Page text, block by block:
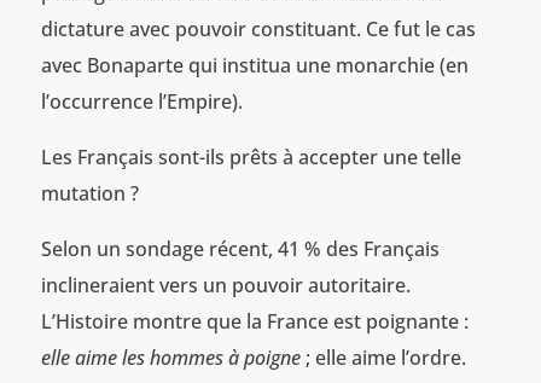
dictature avec pouvoir constituant. Ce fut le cas
avec Bonaparte qui institua une monarchie (en
l’occurrence l’Empire).
Les Français sont-ils prêts à accepter une telle
mutation ?
Selon un sondage récent, 41 % des Français
inclineraient vers un pouvoir autoritaire.
L’Histoire montre que la France est poignante :
elle aime les hommes à poigne; elle aime l’ordre.